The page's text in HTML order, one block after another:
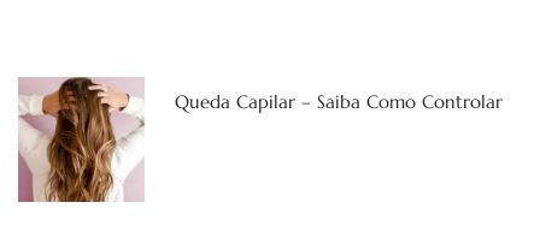
Queda Capilar – Saiba Como Controlar